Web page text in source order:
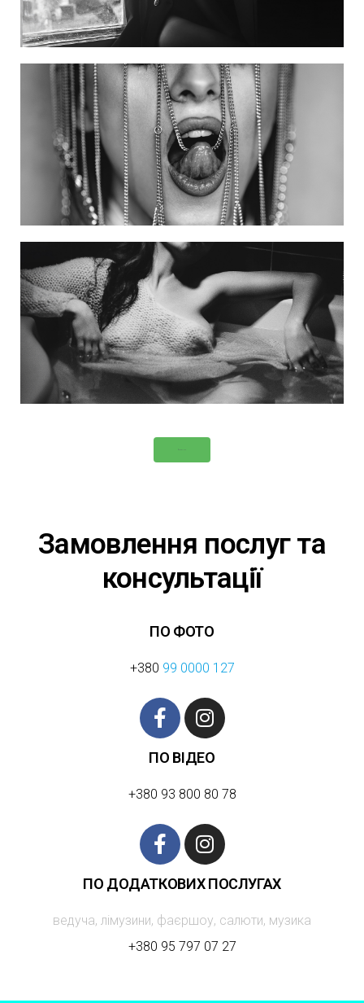
Замовлення послуг та
консультації
ПО ФОТО
+380 99 0000 127
ПО ВІДЕО
+380 93 800 80 78
ПО ДОДАТКОВИХ ПОСЛУГАХ
ведуча, лімузини, фаєршоу, салюти, музика
+380 95 797 07 27